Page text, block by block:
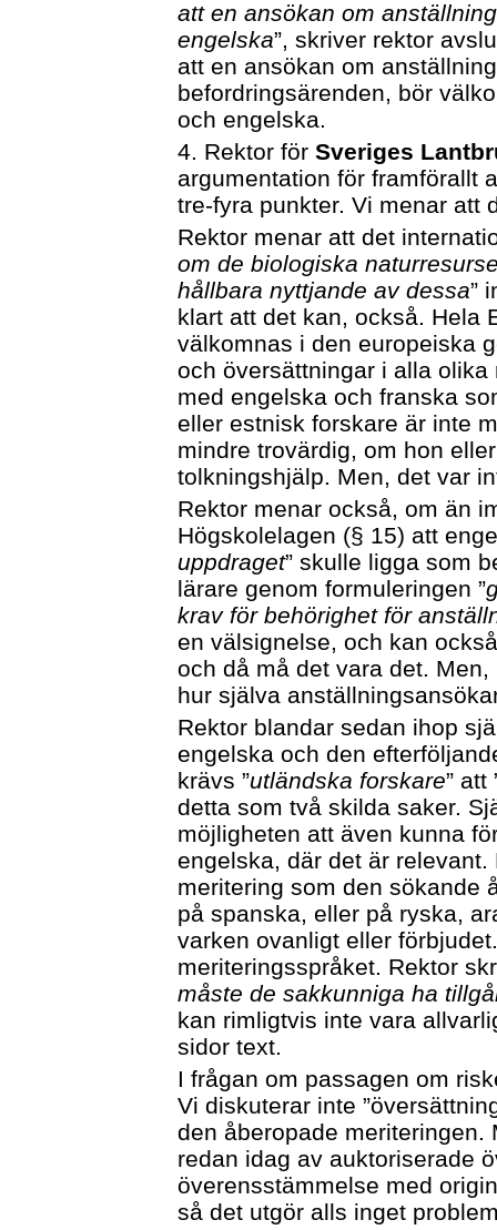
att en ansökan om
engelska”, skriver rektor
att en ansökan om
befordringsärenden, bör
och engelska.
4. Rektor för Sveriges
argumentation för framförallt
tre-fyra punkter. Vi menar att
Rektor menar att det
om de biologiska
hållbara nyttjande av dessa”
klart att det kan, också. Hela
välkomnas i den europeiska
och översättningar i alla
med engelska och franska
eller estnisk forskare är inte
mindre trovärdig, om hon
tolkningshjälp. Men, det var
Rektor menar också, om än
Högskolelagen (§ 15) att
uppdraget” skulle ligga som
lärare genom formuleringen ”
krav för behörighet för
en välsignelse, och kan
och då må det vara det.
hur själva
Rektor blandar sedan ihop
engelska och den
krävs ”utländska forskare” att
detta som två skilda saker.
möjligheten att även kunna
engelska, där det är
meritering som den sökande
på spanska, eller på ryska,
varken ovanligt eller
meriteringsspråket. Rektor
måste de sakkunniga ha
kan rimligtvis inte vara
sidor text.
I frågan om passagen om
Vi diskuterar inte
den åberopade
redan idag av auktoriserade
överensstämmelse med
så det utgör alls inget